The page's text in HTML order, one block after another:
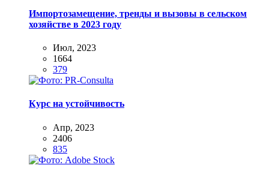
Импортозамещение, тренды и вызовы в сельском
хозяйстве в 2023 году
Июл, 2023
1664
379
Курс на устойчивость
Апр, 2023
2406
835